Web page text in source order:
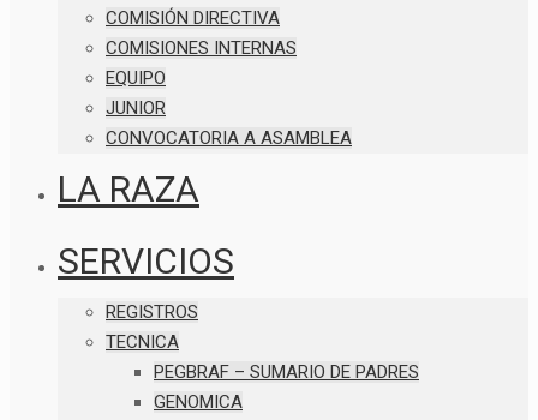
COMISIÓN DIRECTIVA
COMISIONES INTERNAS
EQUIPO
JUNIOR
CONVOCATORIA A ASAMBLEA
LA RAZA
SERVICIOS
REGISTROS
TECNICA
PEGBRAF – SUMARIO DE PADRES
GENOMICA